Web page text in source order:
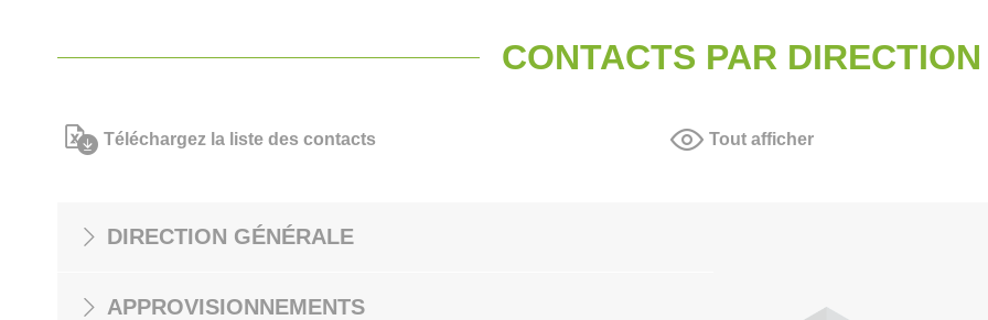
CONTACTS PAR DIRECTION
Téléchargez la liste des contacts Tout afficher
DIRECTION GÉNÉRALE
APPROVISIONNEMENTS